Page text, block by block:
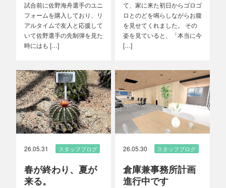
試合前に佐野海舟選手のユニ
フォームを購入しており、リ
アルタイムで友人と応援して
いて佐野選手の先制弾を見た
時にはも […]
て、家に来た初日からゴロゴ
ロとのどを鳴らしながらお腹
を見せてくれました。 その
姿を見ていると、「本当に今
[…]
26.05.31 スタッフブログ
春が終わり、夏が
来る。
26.05.30 スタッフブログ
倉庫兼事務所計画
進行中です